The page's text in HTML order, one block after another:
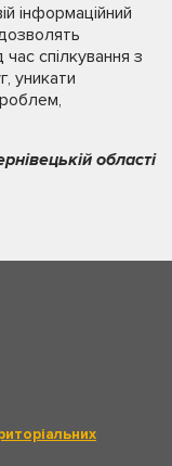
інформаційний
спілкування з
уникати
області